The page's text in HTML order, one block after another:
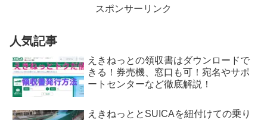
スポンサーリンク
人気記事
えきねっとの領収書はダウンロードで
きる！券売機、窓口も可！宛名やサポ
ートセンターなど徹底解説！
えきねっととSUICAを紐付けての乗り